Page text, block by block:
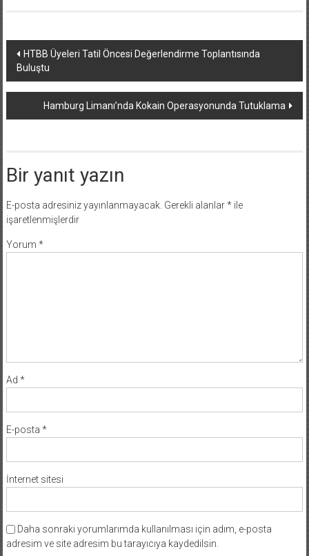
Yazı
dolaşımı
HTBB Üyeleri Tatil Öncesi Değerlendirme Toplantısında
Buluştu
Hamburg Limanı’nda Kokain Operasyonunda Tutuklama
Bir yanıt yazın
E-posta adresiniz yayınlanmayacak. Gerekli alanlar*ile
işaretlenmişlerdir
Yorum *
Ad *
E-posta *
İnternet sitesi
Daha sonraki yorumlarımda kullanılması için adım, e-posta
adresim ve site adresim bu tarayıcıya kaydedilsin.